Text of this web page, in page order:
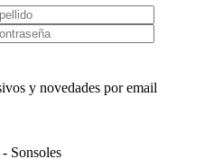
y novedades por email